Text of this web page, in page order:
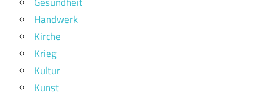
Handwerk
Kirche
Krieg
Kultur
Kunst